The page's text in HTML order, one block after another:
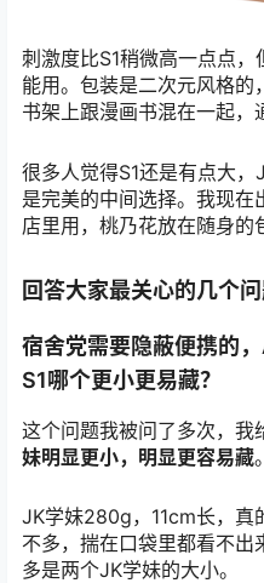
刺激度比S1稍微高一点点
能用。包装是二次元风格的
书架上跟漫画书混在一起，
很多人觉得S1还是有点大
是完美的中间选择。我现在
店里用，桃乃花放在随身的
回答大家最关心的几个
宿舍党需要隐蔽便携的
S1哪个更小更易藏？
这个问题我被问了多次，我
妹明显更小，明显更容易藏。
JK学妹280g，11cm长，真
不多，揣在口袋里都看不
多是两个JK学妹的大小。